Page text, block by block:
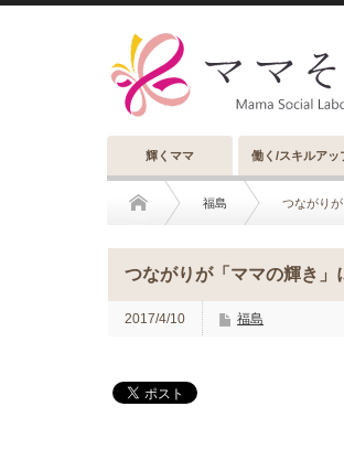
輝くママ 働く/スキルアッ
福島 つながり
つながりが「ママの輝き」
2017/4/10 福島